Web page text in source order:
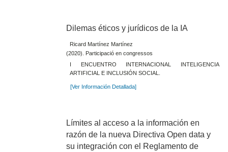
Dilemas éticos y jurídicos de la IA
Ricard Martínez Martínez
(2020). Participació en congressos
I ENCUENTRO INTERNACIONAL INTELIGENCIA
ARTIFICIAL E INCLUSIÓN SOCIAL.
[Ver Información Detallada]
Límites al acceso a la información en
razón de la nueva Directiva Open data y
su integración con el Reglamento de